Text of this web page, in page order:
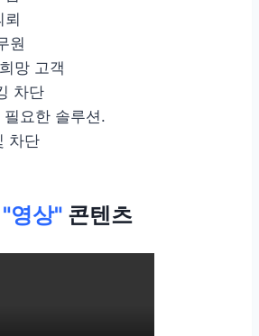
원
망 고객
차단
요한 솔루션.
차단
"영상" 콘텐츠